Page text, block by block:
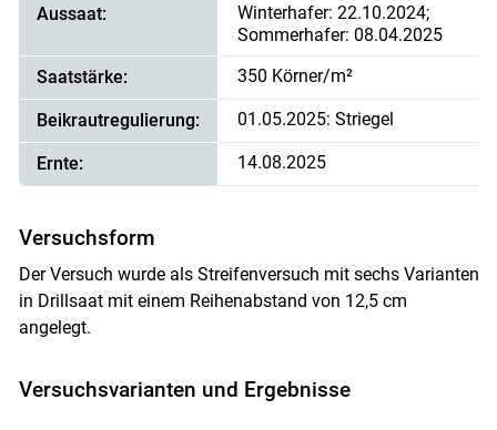
Aussaat:
Winterhafer: 22.10.2024;
Sommerhafer: 08.04.2025
Saatstärke:
350 Körner/m²
Beikrautregulierung: 01.05.2025: Striegel
Ernte: 14.08.2025
Versuchsform
Der Versuch wurde als Streifenversuch mit sechs Varianten
in Drillsaat mit einem Reihenabstand von 12,5 cm
angelegt.
Versuchsvarianten und Ergebnisse